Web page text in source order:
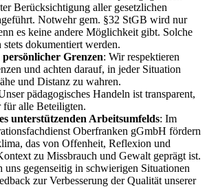
Berücksichtigung aller gesetzlichen
Notwehr gem. §32 StGB wird nur
es keine andere Möglichkeit gibt. Solche
stets dokumentiert werden.
Grenzen: Wir respektieren
und achten darauf, in jeder Situation
und Distanz zu wahren.
pädagogisches Handeln ist transparent,
für alle Beteiligten.
unterstützenden Arbeitsumfelds: Im
Oberfranken gGmbH fördern
das von Offenheit, Reflexion und
zu Missbrauch und Gewalt geprägt ist.
uns gegenseitig in schwierigen Situationen
zur Verbesserung der Qualität unserer